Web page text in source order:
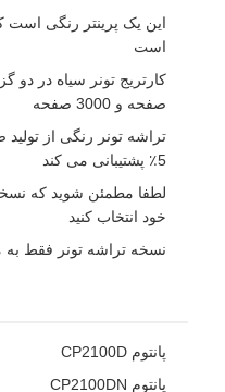
خانه
دربارهی ما
این یک پرینتر رنگی است
است
صفحه و 3000 صفحه
5٪ پشتیبانی می کند
لطفا مطمئن شوید که
خود انتخاب کنید
نسخه تراشه تونر فقط به
پانتوم CP2100D
پانتوم CP2100DN